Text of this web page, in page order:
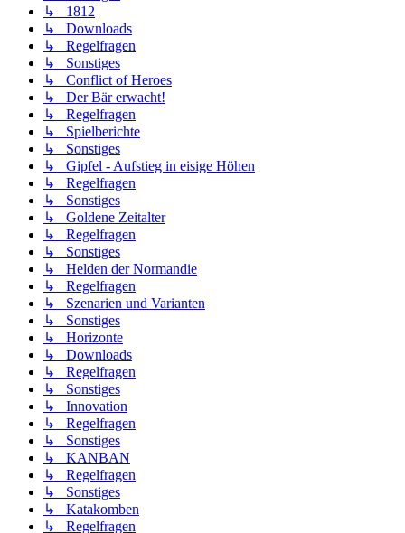
↳ 1812
↳ Downloads
↳ Regelfragen
↳ Sonstiges
↳ Conflict of Heroes
↳ Der Bär erwacht!
↳ Regelfragen
↳ Spielberichte
↳ Sonstiges
↳ Gipfel - Aufstieg in eisige Höhen
↳ Regelfragen
↳ Sonstiges
↳ Goldene Zeitalter
↳ Regelfragen
↳ Sonstiges
↳ Helden der Normandie
↳ Regelfragen
↳ Szenarien und Varianten
↳ Sonstiges
↳ Horizonte
↳ Downloads
↳ Regelfragen
↳ Sonstiges
↳ Innovation
↳ Regelfragen
↳ Sonstiges
↳ KANBAN
↳ Regelfragen
↳ Sonstiges
↳ Katakomben
↳ Regelfragen